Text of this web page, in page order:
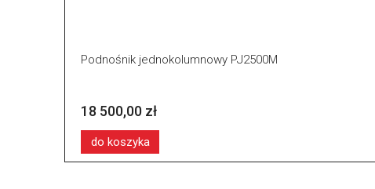
Podnośnik jednokolumnowy PJ2500M
18 500,00 zł
do koszyka